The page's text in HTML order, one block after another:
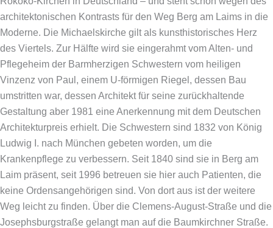
architektonischen Kontrasts für den Weg Berg am Laims in die
Moderne. Die Michaelskirche gilt als kunsthistorisches Herz
des Viertels. Zur Hälfte wird sie eingerahmt vom Alten- und
Pflegeheim der Barmherzigen Schwestern vom heiligen
Vinzenz von Paul, einem U-förmigen Riegel, dessen Bau
umstritten war, dessen Architekt für seine zurückhaltende
Gestaltung aber 1981 eine Anerkennung mit dem Deutschen
Architekturpreis erhielt. Die Schwestern sind 1832 von König
Ludwig I. nach München gebeten worden, um die
Krankenpflege zu verbessern. Seit 1840 sind sie in Berg am
Laim präsent, seit 1996 betreuen sie hier auch Patienten, die
keine Ordensangehörigen sind. Von dort aus ist der weitere
Weg leicht zu finden. Über die Clemens-­August-Straße und die
Josephsburgstraße gelangt man auf die Baumkirchner Straße.